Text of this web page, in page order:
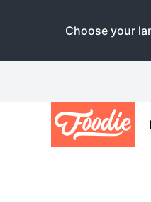
Choose your